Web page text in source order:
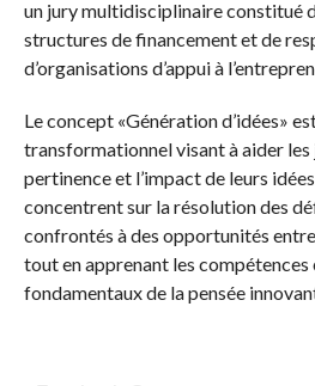
un jury multidisciplinaire constitué
structures de financement et de
d’organisations d’appui à
Le concept «Génération d’idées»
transformationnel visant à aider les
pertinence et l’impact de leurs
concentrent sur la résolution des
confrontés à des opportunités
tout en apprenant les compétences
fondamentaux de la pensée